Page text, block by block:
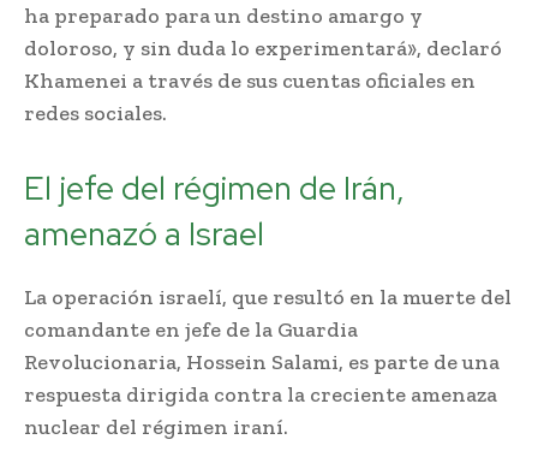
ha preparado para un destino amargo y
doloroso, y sin duda lo experimentará», declaró
Khamenei a través de sus cuentas oficiales en
redes sociales.
El jefe del régimen de Irán,
amenazó a Israel
La operación israelí, que resultó en la muerte del
comandante en jefe de la Guardia
Revolucionaria, Hossein Salami, es parte de una
respuesta dirigida contra la creciente amenaza
nuclear del régimen iraní.